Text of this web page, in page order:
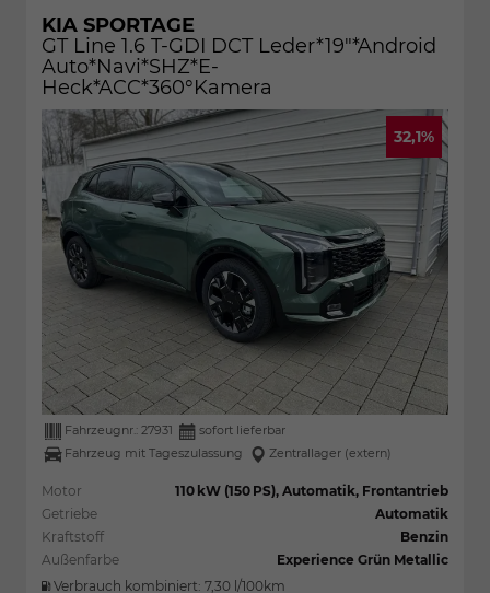
KIA SPORTAGE
GT Line 1.6 T-GDI DCT Leder*19"*Android
Auto*Navi*SHZ*E-
Heck*ACC*360°Kamera
32,1%
Fahrzeugnr.: 27931
sofort lieferbar
Fahrzeug mit Tageszulassung
Zentrallager (extern)
Motor
110 kW (150 PS), Automatik, Frontantrieb
Getriebe
Automatik
Kraftstoff
Benzin
Außenfarbe
Experience Grün Metallic
Verbrauch kombiniert: 7,30 l/100km